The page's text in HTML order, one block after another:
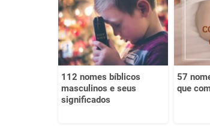
Outro
112 nomes bíblicos
masculinos e seus
significados
57
que